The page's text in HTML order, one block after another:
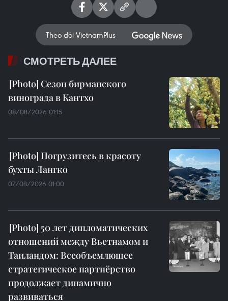
Theo dõi VietnamPlus
СМОТРЕТЬ ДАЛЕЕ
Сезон бирманского
винограда в Кантхо
08/08/2026 01:15
Погрузитесь в красоту
бухты Лангко
07/08/2026 01:00
50 лет дипломатических
отношений между Вьетнамом и
Таиландом: Всеобъемлющее
стратегическое партнёрство
продолжает динамично
развиваться